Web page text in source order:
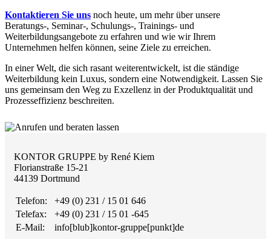
Kontaktieren Sie uns noch heute, um mehr über unsere
Beratungs-, Seminar-, Schulungs-, Trainings- und
Weiterbildungsangebote zu erfahren und wie wir Ihrem
Unternehmen helfen können, seine Ziele zu erreichen.
In einer Welt, die sich rasant weiterentwickelt, ist die ständige
Weiterbildung kein Luxus, sondern eine Notwendigkeit. Lassen Sie
uns gemeinsam den Weg zu Exzellenz in der Produktqualität und
Prozesseffizienz beschreiten.
KONTOR GRUPPE by René Kiem
Florianstraße 15-21
44139 Dortmund
Telefon:
+49 (0) 231 / 15 01 646
Telefax:
+49 (0) 231 / 15 01 -645
E-Mail:
info[blub]kontor-gruppe[punkt]de